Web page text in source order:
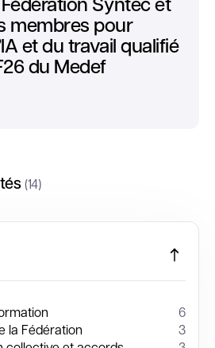
membres pour
et du travail qualifié
du Medef
(14)
6
la Fédération
3